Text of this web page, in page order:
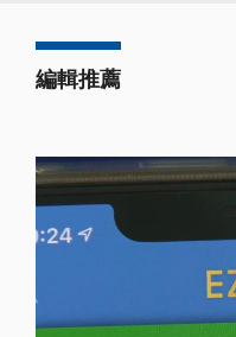
編輯推薦